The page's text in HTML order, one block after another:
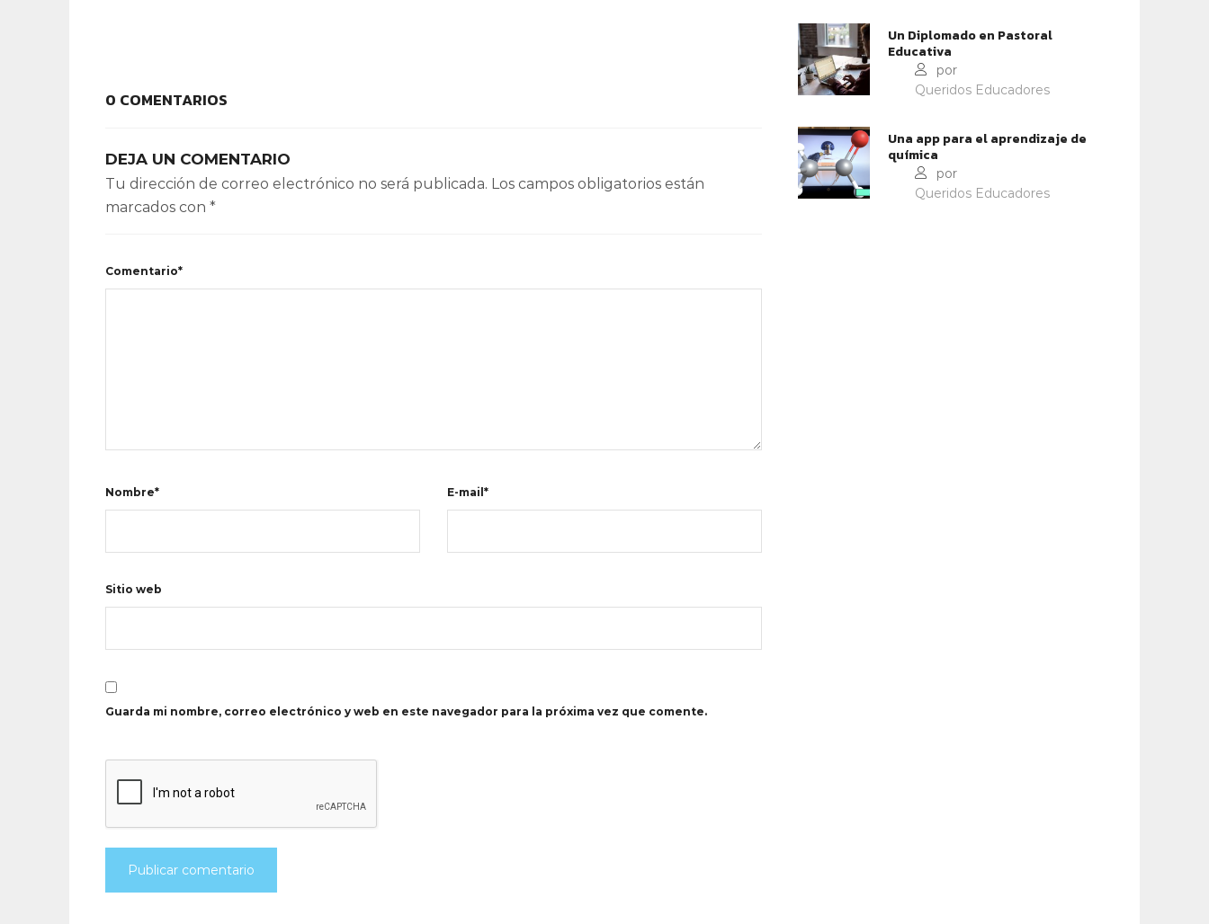
0 COMENTARIOS
DEJA UN COMENTARIO
Tu dirección de correo electrónico no será publicada. Los campos obligatorios están
marcados con *
Comentario*
Nombre* E-mail*
Sitio web
Guarda mi nombre, correo electrónico y web en este navegador para la próxima vez que comente.
Un Diplomado en Pastoral
Educativa
por
Queridos Educadores
Una app para el aprendizaje de
química
por
Queridos Educadores